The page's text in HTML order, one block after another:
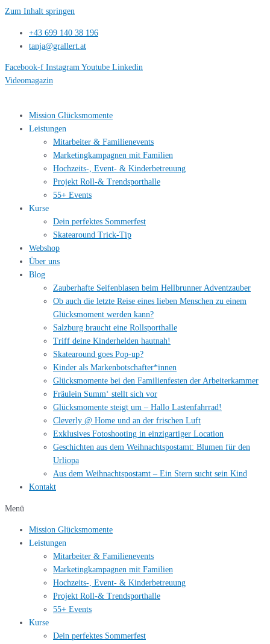
Zum Inhalt springen
+43 699 140 38 196
tanja@grallert.at
Facebook-f Instagram Youtube Linkedin
Videomagazin
Mission Glücksmomente
Leistungen
Mitarbeiter & Familienevents
Marketingkampagnen mit Familien
Hochzeits-, Event- & Kinderbetreuung
Projekt Roll-& Trendsporthalle
55+ Events
Kurse
Dein perfektes Sommerfest
Skatearound Trick-Tip
Webshop
Über uns
Blog
Zauberhafte Seifenblasen beim Hellbrunner Adventzauber
Ob auch die letzte Reise eines lieben Menschen zu einem
Glücksmoment werden kann?
Salzburg braucht eine Rollsporthalle
Triff deine Kinderhelden hautnah!
Skatearound goes Pop-up?
Kinder als Markenbotschafter*innen
Glücksmomente bei den Familienfesten der Arbeiterkammer
Fräulein Summ‘ stellt sich vor
Glücksmomente steigt um – Hallo Lastenfahrrad!
Cleverly @ Home und an der frischen Luft
Exklusives Fotoshooting in einzigartiger Location
Geschichten aus dem Weihnachtspostamt: Blumen für den
Urliopa
Aus dem Weihnachtspostamt – Ein Stern sucht sein Kind
Kontakt
Menü
Mission Glücksmomente
Leistungen
Mitarbeiter & Familienevents
Marketingkampagnen mit Familien
Hochzeits-, Event- & Kinderbetreuung
Projekt Roll-& Trendsporthalle
55+ Events
Kurse
Dein perfektes Sommerfest